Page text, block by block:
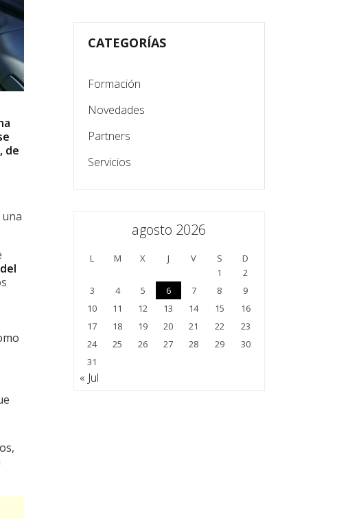
de
CATEGORÍAS
Formación
Novedades
Partners
Servicios
agosto 2026
L M X J V S
D
1
2
3
4 5 6 7 8
9
10
11 12 13 14 15
16
17
18 19 20 21 22
23
24
25 26 27 28 29
30
31
« Jul